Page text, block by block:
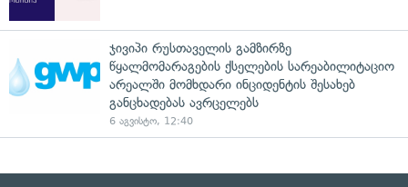
ჯივიპი რუსთაველის გამზირზე
წყალმომარაგების ქსელების სარეაბილიტაციო
არეალში მომხდარი ინციდენტის შესახებ
განცხადებას ავრცელებს
6 აგვისტო, 12:40